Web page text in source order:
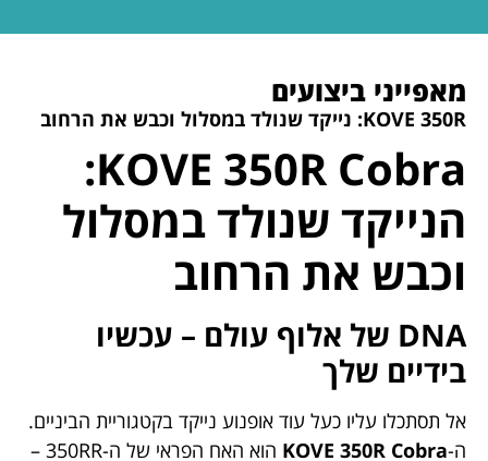
מאפייני ביצועים
KOVE 350R: נייקד שנולד במסלול וכבש את הרחוב
KOVE 350R Cobra:
הנייקד שנולד במסלול
וכבש את הרחוב
DNA של אלוף עולם – עכשיו
בידיים שלך
אל תסתכלו עליו כעל עוד אופנוע נייקד בקטגוריית הביניים.
ה-KOVE 350R Cobra
הוא האח הפראי של ה-350RR –